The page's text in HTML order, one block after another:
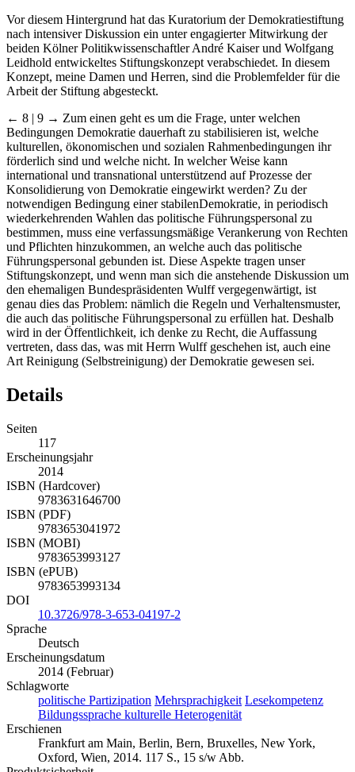
Vor diesem Hintergrund hat das Kuratorium der Demokratiestiftung
nach intensiver Diskussion ein unter engagierter Mitwirkung der
beiden Kölner Politikwissenschaftler André Kaiser und Wolfgang
Leidhold entwickeltes Stiftungskonzept verabschiedet. In diesem
Konzept, meine Damen und Herren, sind die Problemfelder für die
Arbeit der Stiftung abgesteckt.
← 8 | 9 → Zum einen geht es um die Frage, unter welchen
Bedingungen Demokratie dauerhaft zu stabilisieren ist, welche
kulturellen, ökonomischen und sozialen Rahmenbedingungen ihr
förderlich sind und welche nicht. In welcher Weise kann
international und transnational unterstützend auf Prozesse der
Konsolidierung von Demokratie eingewirkt werden? Zu der
notwendigen Bedingung einer stabilenDemokratie, in periodisch
wiederkehrenden Wahlen das politische Führungspersonal zu
bestimmen, muss eine verfassungsmäßige Verankerung von Rechten
und Pflichten hinzukommen, an welche auch das politische
Führungspersonal gebunden ist. Diese Aspekte tragen unser
Stiftungskonzept, und wenn man sich die anstehende Diskussion um
den ehemaligen Bundespräsidenten Wulff vergegenwärtigt, ist
genau dies das Problem: nämlich die Regeln und Verhaltensmuster,
die auch das politische Führungspersonal zu erfüllen hat. Deshalb
wird in der Öffentlichkeit, ich denke zu Recht, die Auffassung
vertreten, dass das, was mit Herrn Wulff geschehen ist, auch eine
Art Reinigung (Selbstreinigung) der Demokratie gewesen sei.
Details
Seiten
117
Erscheinungsjahr
2014
ISBN (Hardcover)
9783631646700
ISBN (PDF)
9783653041972
ISBN (MOBI)
9783653993127
ISBN (ePUB)
9783653993134
DOI
10.3726/978-3-653-04197-2
Sprache
Deutsch
Erscheinungsdatum
2014 (Februar)
Schlagworte
politische Partizipation Mehrsprachigkeit Lesekompetenz
Bildungssprache kulturelle Heterogenität
Erschienen
Frankfurt am Main, Berlin, Bern, Bruxelles, New York,
Oxford, Wien, 2014. 117 S., 15 s/w Abb.